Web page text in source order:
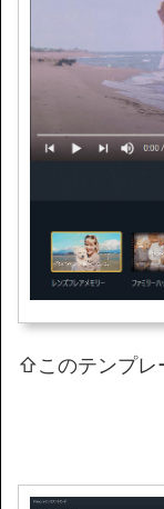
⇧このテンプレ